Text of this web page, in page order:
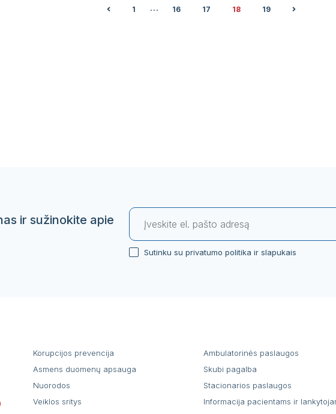
1 ... 16 17 18 19
ir sužinokite apie
Sutinku su privatumo politika ir slapukais
Korupcijos prevencija
Asmens duomenų apsauga
Nuorodos
Veiklos sritys
Ambulatorinės paslaugos
Skubi pagalba
Stacionarios paslaugos
Informacija pacientams ir